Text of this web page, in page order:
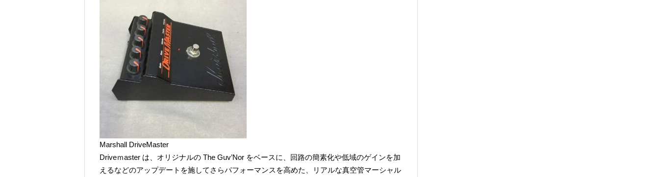
Marshall DriveMaster
Driveｍaster は、オリジナルの The Guv’Nor をベースに、回路の簡素化や低域のゲインを加
えるなどのアップデートを施してさらパフォーマンスを高めた、リアルな真空管マーシャル